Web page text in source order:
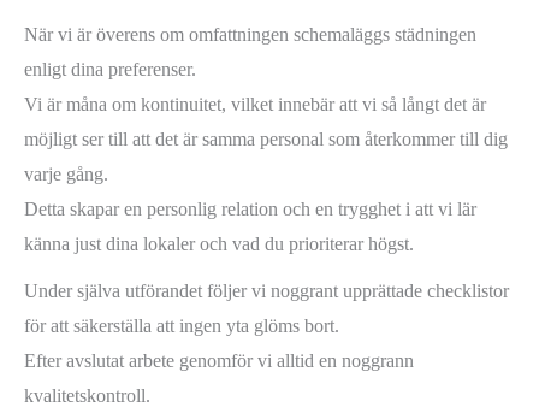
När vi är överens om omfattningen schemaläggs städningen
enligt dina preferenser.
Vi är måna om kontinuitet, vilket innebär att vi så långt det är
möjligt ser till att det är samma personal som återkommer till dig
varje gång.
Detta skapar en personlig relation och en trygghet i att vi lär
känna just dina lokaler och vad du prioriterar högst.
Under själva utförandet följer vi noggrant upprättade checklistor
för att säkerställa att ingen yta glöms bort.
Efter avslutat arbete genomför vi alltid en noggrann
kvalitetskontroll.